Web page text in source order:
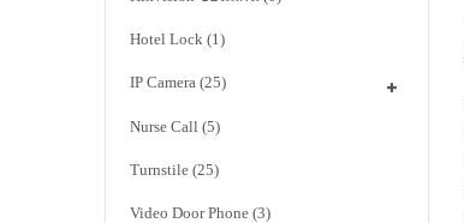
Hotel Lock (1)
IP Camera (25)
Nurse Call (5)
Turnstile (25)
Video Door Phone (3)